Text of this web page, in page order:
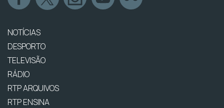
NOTÍCIAS
DESPORTO
TELEVISÃO
RÁDIO
RTP ARQUIVOS
RTP ENSINA